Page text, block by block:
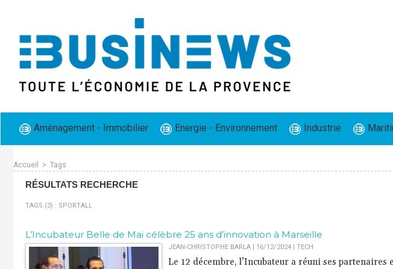
Aménagement - Immobilier Energie - Environnement Industrie
Accueil > Tags
RÉSULTATS RECHERCHE
TAGS (3) : SPORTALL
L’Incubateur Belle de Mai célèbre 25 ans d’innovation à Marseille
JEAN-CHRISTOPHE BARLA | 16/12/2024| TECH
Le 12 décembre, l’Incubateur a réuni ses